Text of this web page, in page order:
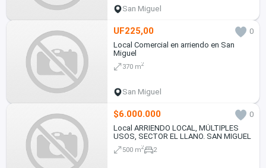
San Miguel
UF225,00
0
Local Comercial en arriendo en San
Miguel
370 m2
San Miguel
$6.000.000
0
Local ARRIENDO LOCAL, MÚLTIPLES
USOS, SECTOR EL LLANO. SAN MIGUEL
500 m2 2